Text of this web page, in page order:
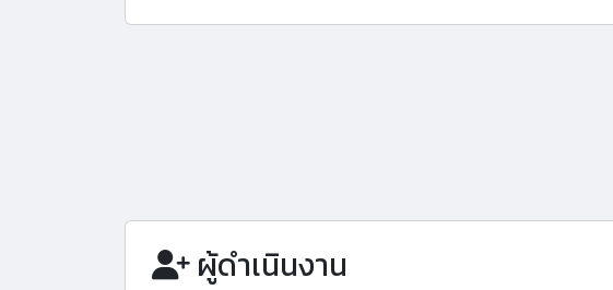
ผู้ดำเนินงาน